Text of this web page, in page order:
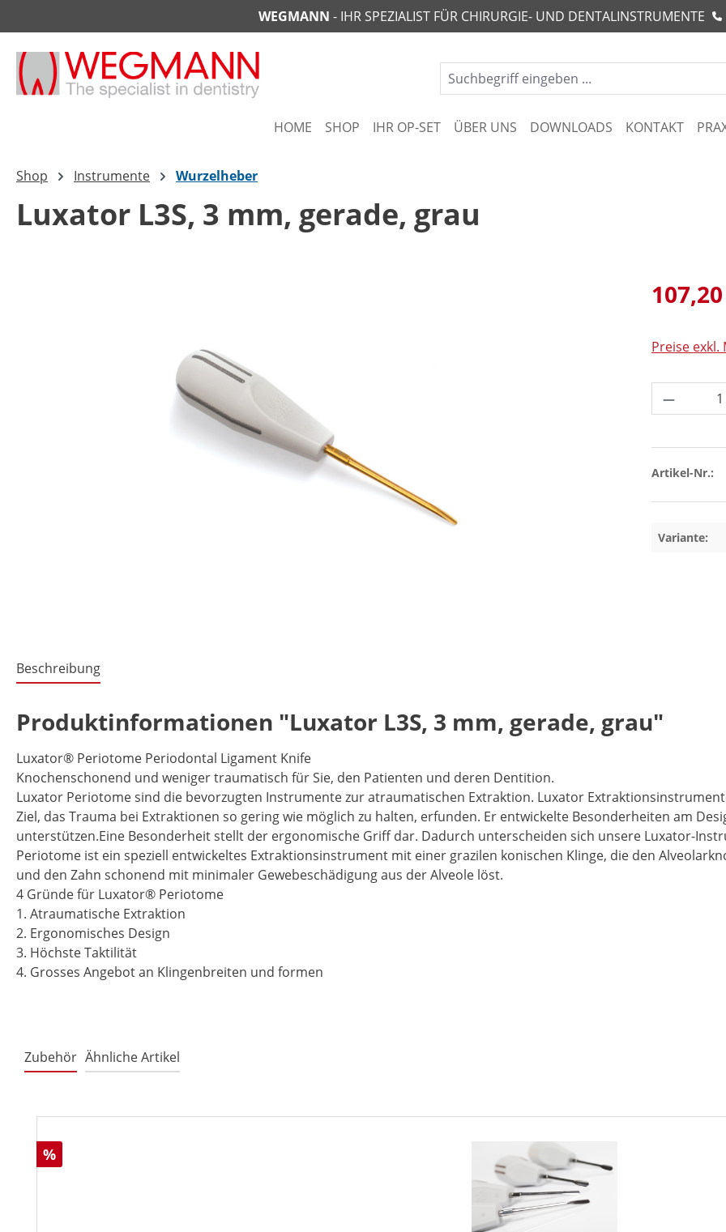
Zur Hauptnavigation springenWEGMANN - IHR SPEZIALIST FÜR CHIRURGIE- UND DENTALINSTRUMENTE
HOME SHOP IHR OP-SET ÜBER UNS DOWNLOADS KONTAKT
Shop Instrumente Wurzelheber
Luxator L3S, 3 mm, gerade, grau
Preise exkl.
Artikel-Nr.:
Variante:
Beschreibung
Produktinformationen "Luxator L3S, 3 mm, gerade, grau"
Luxator® Periotome Periodontal Ligament Knife
Knochenschonend und weniger traumatisch für Sie, den Patienten und deren Dentition.
Luxator Periotome sind die bevorzugten Instrumente zur atraumatischen Extraktion. Luxator
Ziel, das Trauma bei Extraktionen so gering wie möglich zu halten, erfunden. Er entwickelte Besonderheiten am
unterstützen.Eine Besonderheit stellt der ergonomische Griff dar. Dadurch unterscheiden sich unsere Luxator-
Periotome ist ein speziell entwickeltes Extraktionsinstrument mit einer grazilen konischen Klinge, die den
und den Zahn schonend mit minimaler Gewebeschädigung aus der Alveole löst.
4 Gründe für Luxator® Periotome
1. Atraumatische Extraktion
2. Ergonomisches Design
3. Höchste Taktilität
4. Grosses Angebot an Klingenbreiten und formen
Zubehör Ähnliche Artikel
Rabatt
%